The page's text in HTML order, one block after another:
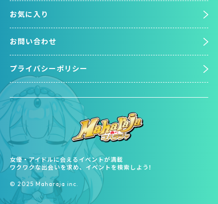
女優・アイドルに会えるイベントが満載
ワクワクな出会いを求め、イベントを検索しよう!
©︎ 2025 Maharaja inc.
お気に入り
お問い合わせ
プライバシーポリシー